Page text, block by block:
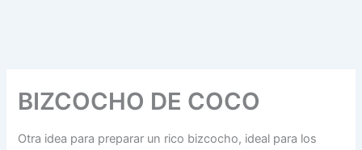
BIZCOCHO DE COCO
Otra idea para preparar un rico bizcocho, ideal para los